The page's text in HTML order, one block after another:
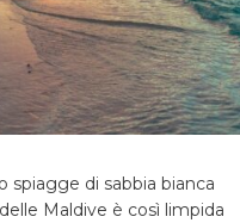
spiagge di sabbia bianca
Maldive è così limpida